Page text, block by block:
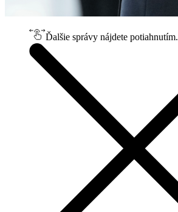
Ďalšie správy nájdete potiahnutím.